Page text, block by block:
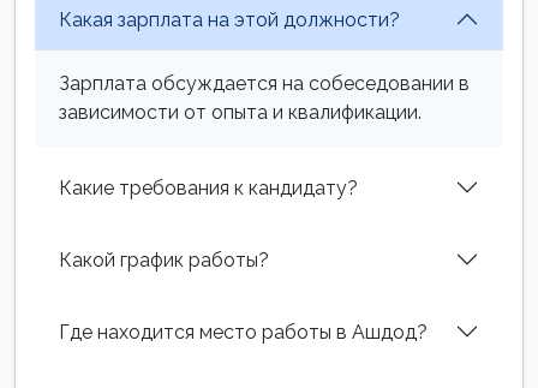
Какая зарплата на этой должности?
Зарплата обсуждается на собеседовании в
зависимости от опыта и квалификации.
Какие требования к кандидату?
Какой график работы?
Где находится место работы в Ашдод?